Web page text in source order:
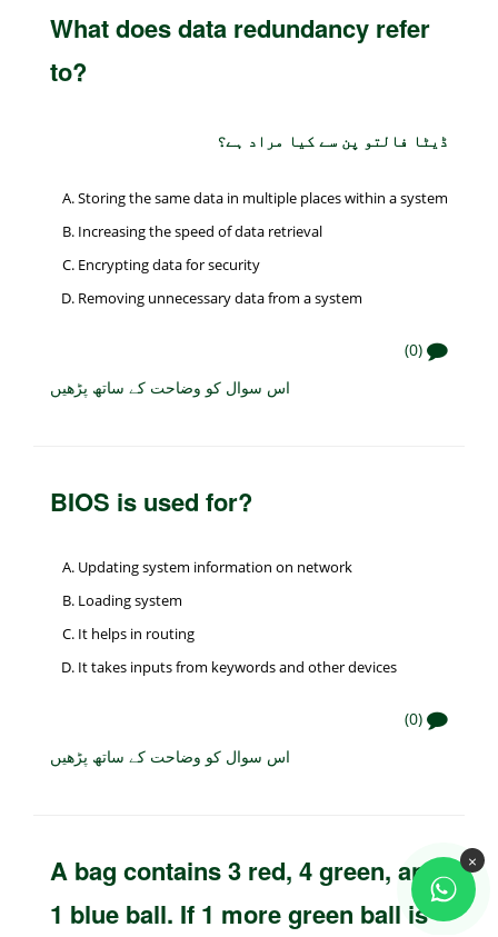
What does data redundancy refer
to?
ڈیٹا فالتو پن سے کیا مراد ہے؟
Storing the same data in multiple places within a system
Increasing the speed of data retrieval
Encrypting data for security
Removing unnecessary data from a system
(0)
اس سوال کو وضاحت کے ساتھ پڑھیں
BIOS is used for?
Updating system information on network
Loading system
It helps in routing
It takes inputs from keywords and other devices
(0)
اس سوال کو وضاحت کے ساتھ پڑھیں
A bag contains 3 red, 4 green, and
1 blue ball. If 1 more green ball is
×